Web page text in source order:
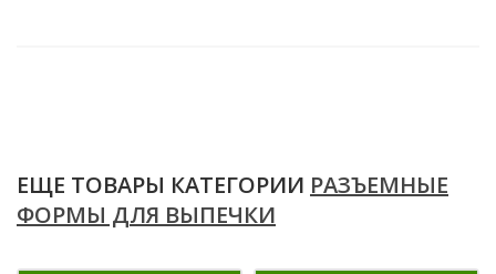
ЕЩЕ ТОВАРЫ КАТЕГОРИИ РАЗЪЕМНЫЕ
ФОРМЫ ДЛЯ ВЫПЕЧКИ